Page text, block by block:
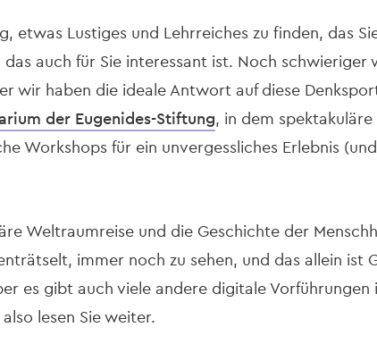
etwas Lustiges und Lehrreiches zu finden, das
auch für Sie interessant ist. Noch schwieriger
wir haben die ideale Antwort auf diese
der Eugenides-Stiftung, in dem spektakuläre
Workshops für ein unvergessliches Erlebnis
Weltraumreise und die Geschichte der
immer noch zu sehen, und das allein ist
es gibt auch viele andere digitale Vorführungen
lesen Sie weiter.